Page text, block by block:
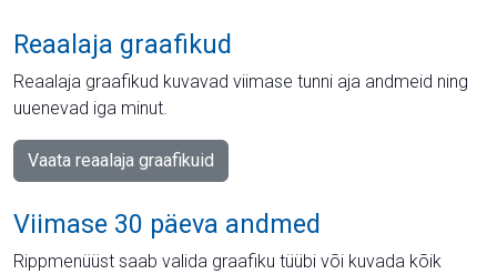
Reaalaja graafikud
Reaalaja graafikud kuvavad viimase tunni aja andmeid ning
uuenevad iga minut.
Vaata reaalaja graafikuid
Viimase 30 päeva andmed
Rippmenüüst saab valida graafiku tüübi või kuvada kõik